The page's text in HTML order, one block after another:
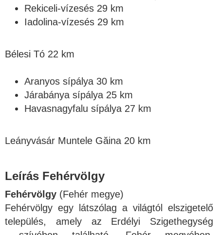
Rekiceli-vízesés 29 km
Iadolina-vízesés 29 km
Bélesi Tó 22 km
Aranyos sípálya 30 km
Járabánya sípálya 25 km
Havasnagyfalu sípálya 27 km
Leányvásár Muntele Găina 20 km
Leírás Fehérvölgy
Fehérvölgy (Fehér megye)
Fehérvölgy egy látszólag a világtól elszigetelő
település, amely az Erdélyi Szigethegység